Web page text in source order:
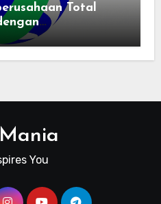
Total
mempercepat
— raksasa
You